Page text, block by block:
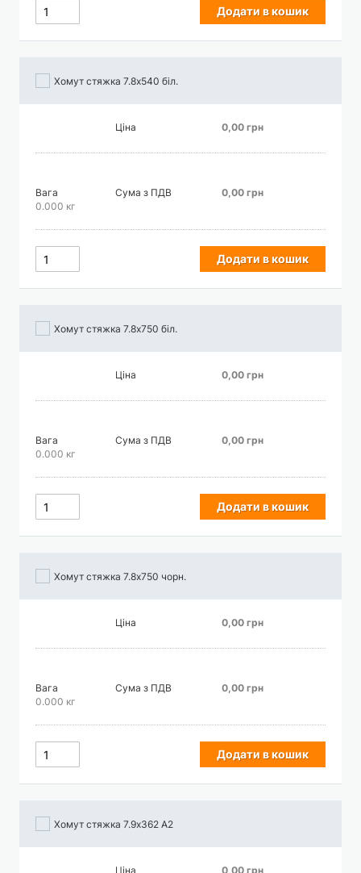
Додати в кошик
Хомут стяжка 7.8х540 біл.
Ціна 0,00 грн
Вага
0.000 кг
Сума з ПДВ 0,00 грн
Додати в кошик
Хомут стяжка 7.8х750 біл.
Ціна 0,00 грн
Вага
0.000 кг
Сума з ПДВ 0,00 грн
Додати в кошик
Хомут стяжка 7.8х750 чорн.
Ціна 0,00 грн
Вага
0.000 кг
Сума з ПДВ 0,00 грн
Додати в кошик
Хомут стяжка 7.9х362 А2
Ціна 0,00 грн